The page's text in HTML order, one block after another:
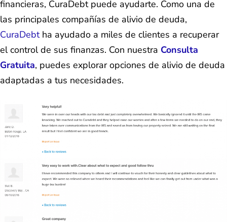
financieras, CuraDebt puede ayudarte. Como una de
las principales compañías de alivio de deuda,
CuraDebtha ayudado a miles de clientes a recuperar
el control de sus finanzas. Con nuestra Consulta
Gratuita, puedes explorar opciones de alivio de deuda
adaptadas a tus necesidades.